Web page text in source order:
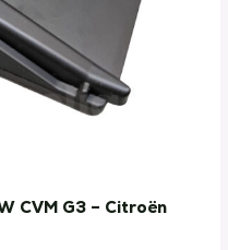
CVM G3 – Citroën